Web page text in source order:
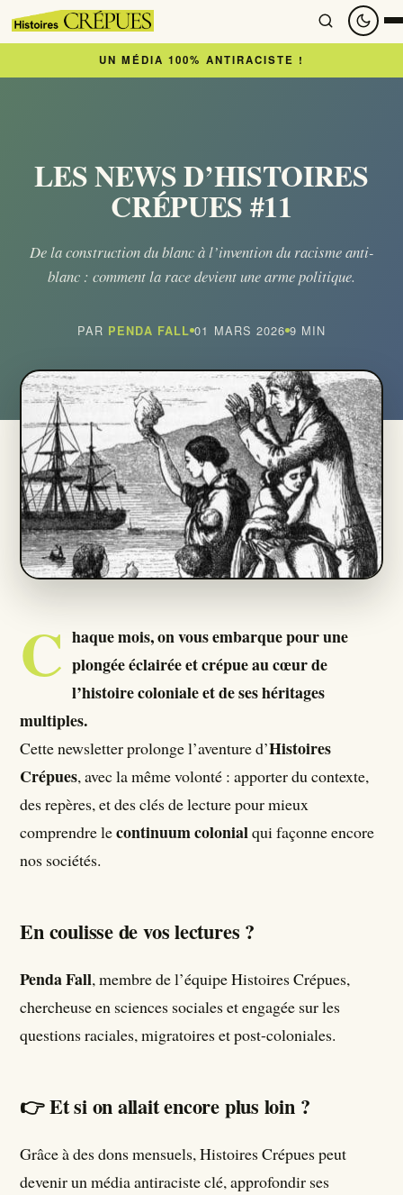
Newsletter
Nous soutenir
Qui Sommes Nous ?
Seumboy Vrainom:€
Journalistes
UN MÉDIA 100% ANTIRACISTE !
LES NEWS D’HISTOIRES
CRÉPUES #11
De la construction du blanc à l’invention du racisme anti-
blanc : comment la race devient une arme politique.
PAR PENDA FALL 01 MARS 2026 9 MIN
C haque mois, on vous embarque pour une
plongée éclairée et crépue au cœur de
l’histoire coloniale et de ses héritages
multiples.
Cette newsletter prolonge l’aventure d’Histoires
Crépues, avec la même volonté : apporter du contexte,
des repères, et des clés de lecture pour mieux
comprendre lecontinuum colonialqui façonne encore
nos sociétés.
En coulisse de vos lectures ?
Penda Fall, membre de l’équipe Histoires Crépues,
chercheuse en sciences sociales et engagée sur les
questions raciales, migratoires et post-coloniales.
👉Et si on allait encore plus loin ?
Grâce à des dons mensuels, Histoires Crépues peut
devenir un média antiraciste clé, approfondir ses